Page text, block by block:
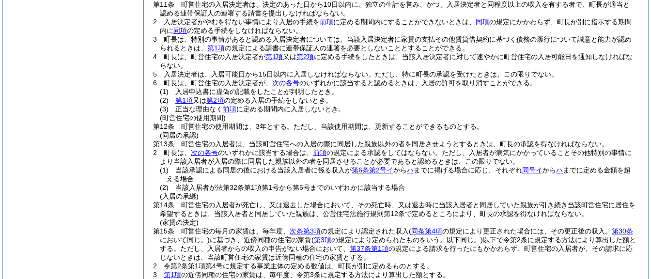
第11条
町営住宅の入居決定者は、決定のあった日から10日以内に、独立の生計を営み、かつ、入居決定者と同程度以上の収入を有する者で、町長が適当と
認める連帯保証人の連署する請書を提出しなければならない。
2
入居決定者がやむを得ない事情により入居の手続を前項に定める期間内にすることができないときは、 同項の規定にかかわらず、町長が別に指示する期間
内に同項の定める手続をしなければならない。
3
町長は、特別の事情があると認める入居決定者については、当該入居決定者に家賃の支払その他賃貸借契約に基づく債務の履行について誠意と能力が認め
られるときは、 第1項の規定による請書に連帯保証人の連署を必要としないこととすることができる。
4
町長は、町営住宅の入居決定者が第1項又は第2項に定める手続をしたときは、当該入居決定者に対して速やかに町営住宅の入居可能日を通知しなければな
らない。
5
入居決定者は、入居可能日から15日以内に入居しなければならない。 ただし、特に町長の承認を受けたときは、この限りでない。
6
町長は、町営住宅の入居決定者が、 次の各号のいずれかに該当すると認めるときは、入居の許可を取り消すことができる。
(1)
入居申込書に虚偽の記載をしたことが判明したとき。
(2)
第1項又は第2項の定める入居の手続をしないとき。
(3)
正当な理由なく 前項に定める期間内に入居しないとき。
(町営住宅の使用期間)
第12条
町営住宅の使用期間は、3年とする。 ただし、当該使用期間は、更新することができるものとする。
(同居の承認)
第13条
町営住宅の入居者は、当該町営住宅への入居の際に同居した親族以外の者を同居させようとするときは、町長の承認を得なければならない。
2
町長は、 次の各号のいずれかに該当する場合は、 前項の規定による承認をしてはならない。 ただし、入居者が病気にかかっていることその他特別の事情に
より当該入居者が入居の際に同居した親族以外の者を同居させることが必要であると認めるときは、この限りでない。
(1)
当該承認による同居の後における当該入居者に係る収入が第6条第2号イからハ までに掲げる場合に応じ、それぞれ同号イからハ までに定める金額を超
える場合
(2)
当該入居者が法第32条第1項第1号から第5号までのいずれかに該当する場合
(入居の承継)
第14条
町営住宅の入居者が死亡し、又は退去した場合において、その死亡時、又は退去時に当該入居者と同居していた親族が引き続き当該町営住宅に居住を
希望するときは、当該入居者と同居していた親族は、公営住宅法施行規則第12条で定めるところにより、町長の承認を得なければならない。
(家賃の決定)
第15条
町営住宅の毎月の家賃は、毎年度、 次条第3項の規定により認定された収入(同条第4項の規定により更正された場合には、その更正後の収入。 第30条
において同じ。)に基づき、近傍同種の住宅の家賃(第3項の規定により定められたものをいう。以下同じ。)以下で令第2条に規定する方法により算出した額と
する。 ただし、入居者からの収入の申告がない場合において、 第37条第1項の規定による請求を行ったにもかかわらず、町営住宅の入居者が、その請求に応
じないときは、当該町営住宅の家賃は近傍同種の住宅の家賃とする。
2
令第2条第1項第4号に規定する事業主体の定める数値は、町長が別に定めるものとする。
3
第1項の近傍同種の住宅の家賃は、毎年度、令第3条に規定する方法により算出した額とする。